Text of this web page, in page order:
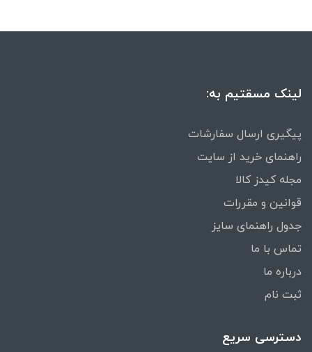
لینک مسقتیم به:
پیگیری ارسال سفارشات
راهنمای خرید از سایت
مجله کیدز کالا
قوانین و مقررات
جدول راهنمای سایز
تماس با ما
درباره ما
ثبت نام
دسترسی سریع